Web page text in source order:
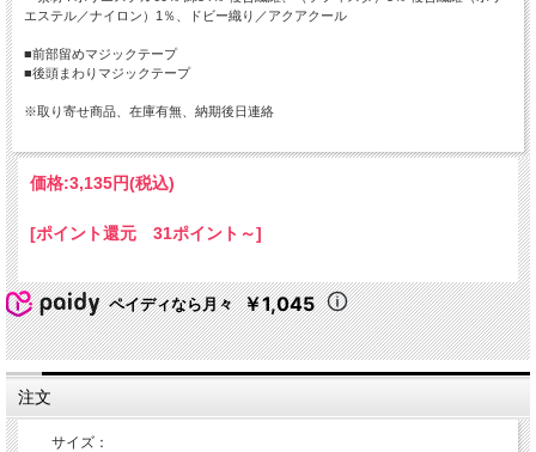
エステル／ナイロン）1％、ドビー織り／アクアクール
■前部留めマジックテープ
■後頭まわりマジックテープ
※取り寄せ商品、在庫有無、納期後日連絡
価格:3,135円(税込)
[ポイント還元 31ポイント～]
ペイディなら月々 ￥1,045
注文
サイズ：